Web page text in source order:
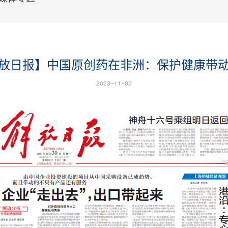
日报】中国原创药在非洲：保护健康带
2023-11-02